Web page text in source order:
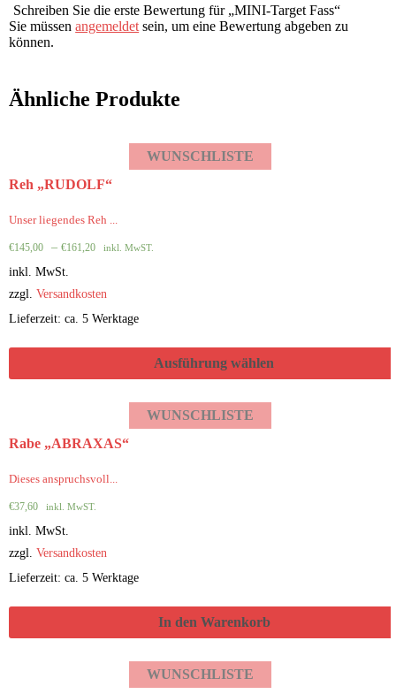
Schreiben Sie die erste Bewertung für „MINI-Target Fass“
Sie müssenangemeldet sein, um eine Bewertung abgeben zu
können.
Ähnliche Produkte
WUNSCHLISTE
Reh „RUDOLF“
Unser liegendes Reh ...
€145,00 –€161,20 inkl. MwST.
inkl. MwSt.
zzgl.Versandkosten
Lieferzeit: ca. 5 Werktage
Ausführung wählen
WUNSCHLISTE
Rabe „ABRAXAS“
Dieses anspruchsvoll...
€37,60 inkl. MwST.
inkl. MwSt.
zzgl.Versandkosten
Lieferzeit: ca. 5 Werktage
In den Warenkorb
WUNSCHLISTE